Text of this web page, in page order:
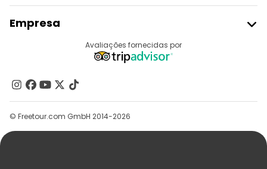
Registo Do Fornecedor
Programa De Afiliados
Empresa
Contacte-Nos
Grupos
Ajuda
Avaliações fornecidas por
© Freetour.com GmbH 2014-2026